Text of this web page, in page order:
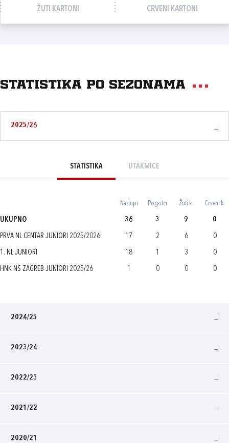
ŽUTI KARTONI CRVENI KARTONI
Statistika po sezonama
2025/26
STATISTIKA UTAKMICE
Nastupi Pogotci Žuti k. Crveni k.
UKUPNO 36 3 9 0
PRVA NL CENTAR JUNIORI 2025/2026 17 2 6 0
1. NL JUNIORI 18 1 3 0
HNK NS ZAGREB JUNIORI 2025/26 1 0 0 0
2024/25
2023/24
2022/23
2021/22
2020/21